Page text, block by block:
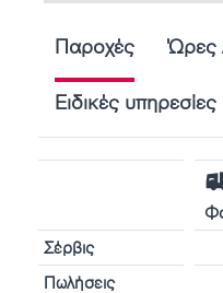
Παροχές Ώρες
Ειδικές υπηρεσίες
Σέρβις
Πωλήσεις